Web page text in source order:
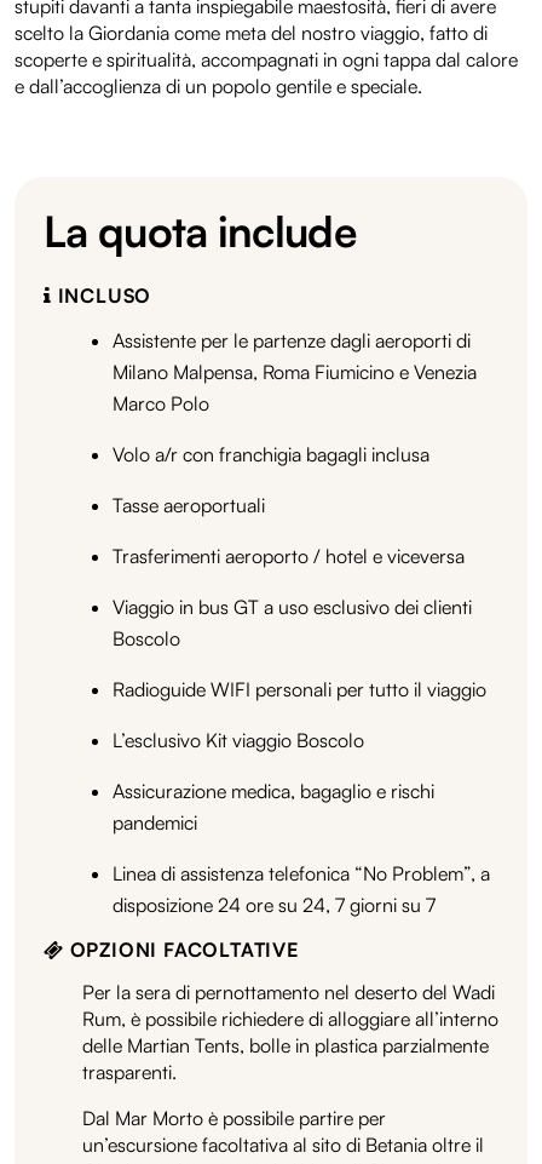
stupiti davanti a tanta inspiegabile maestosità, fieri di avere
scelto la Giordania come meta del nostro viaggio, fatto di
scoperte e spiritualità, accompagnati in ogni tappa dal calore
e dall’accoglienza di un popolo gentile e speciale.
La quota include
INCLUSO
Assistente per le partenze dagli aeroporti di
Milano Malpensa, Roma Fiumicino e Venezia
Marco Polo
Volo a/r con franchigia bagagli inclusa
Tasse aeroportuali
Trasferimenti aeroporto / hotel e viceversa
Viaggio in bus GT a uso esclusivo dei clienti
Boscolo
Radioguide WIFI personali per tutto il viaggio
L’esclusivo Kit viaggio Boscolo
Assicurazione medica, bagaglio e rischi
pandemici
Linea di assistenza telefonica “No Problem”, a
disposizione 24 ore su 24, 7 giorni su 7
OPZIONI FACOLTATIVE
Per la sera di pernottamento nel deserto del Wadi
Rum, è possibile richiedere di alloggiare all’interno
delle Martian Tents, bolle in plastica parzialmente
trasparenti.
Dal Mar Morto è possibile partire per
un’escursione facoltativa al sito di Betania oltre il